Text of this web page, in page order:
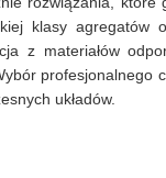
klasy agregatów
z materiałów
profesjonalnego
układów.